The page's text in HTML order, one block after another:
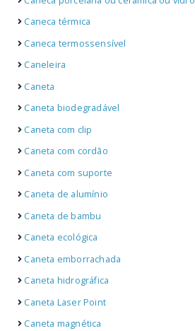
Caneca térmica
Caneca termossensível
Caneleira
Caneta
Caneta biodegradável
Caneta com clip
Caneta com cordão
Caneta com suporte
Caneta de alumínio
Caneta de bambu
Caneta ecológica
Caneta emborrachada
Caneta hidrográfica
Caneta Laser Point
Caneta magnética